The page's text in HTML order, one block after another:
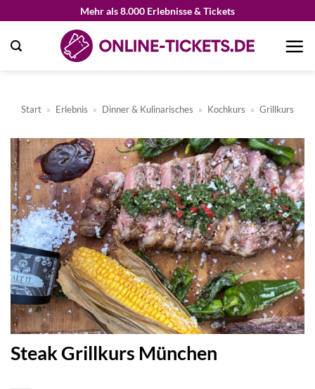
springen
Mehr als 8.000 Erlebnisse & Tickets
Start » Erlebnis » Dinner & Kulinarisches » Kochkurs » Grillkurs
Steak Grillkurs München